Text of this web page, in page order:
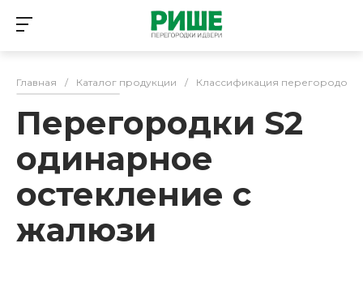
Главная / Каталог продукции / Классификация перегородок
Перегородки S2
одинарное
остекление с
жалюзи